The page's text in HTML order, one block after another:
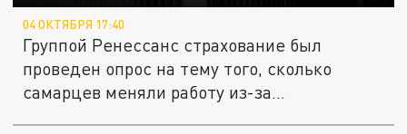
04 ОКТЯБРЯ 17:40
Группой Ренессанс страхование был
проведен опрос на тему того, сколько
самарцев меняли работу из-за